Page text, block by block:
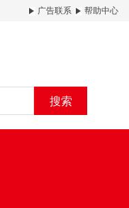
广告联系 帮助中心
搜索